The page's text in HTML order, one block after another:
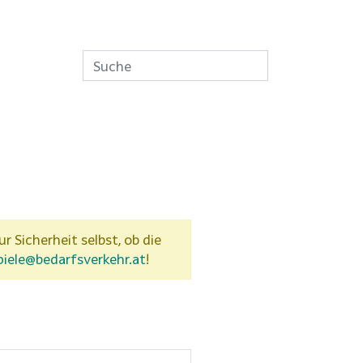
Sicherheit selbst, ob die
!